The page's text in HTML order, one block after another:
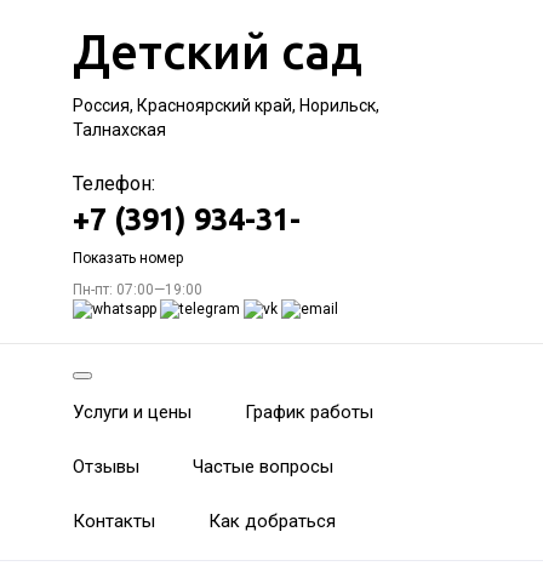
Детский сад
Россия, Красноярский край, Норильск,
Талнахская
Телефон:
+7 (391) 934-31-
Показать номер
Пн-пт: 07:00—19:00
Услуги и цены График работы
Отзывы Частые вопросы
Контакты Как добраться